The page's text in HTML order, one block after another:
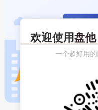
欢迎使用盘他
一个超好用